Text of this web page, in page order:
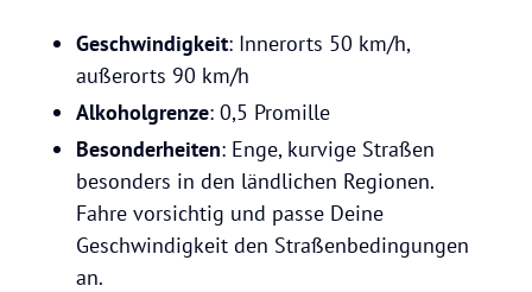
Geschwindigkeit: Innerorts 50 km/h,
außerorts 90 km/h
Alkoholgrenze: 0,5 Promille
Besonderheiten: Enge, kurvige Straßen
besonders in den ländlichen Regionen.
Fahre vorsichtig und passe Deine
Geschwindigkeit den Straßenbedingungen
an.